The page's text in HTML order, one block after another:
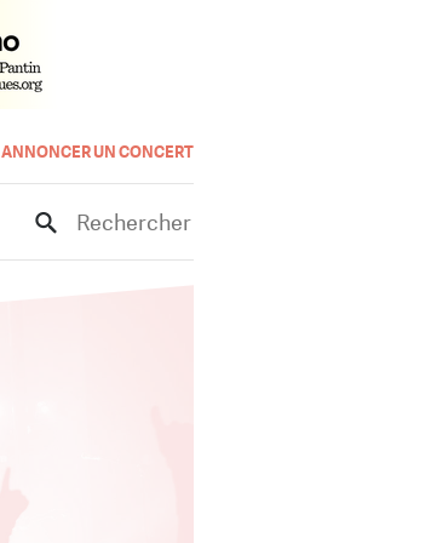
ANNONCER UN CONCERT
Rechercher